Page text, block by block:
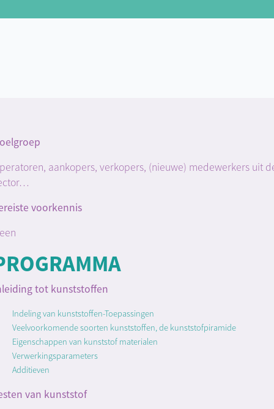
aankopers, verkopers, (nieuwe) medewerkers uit
voorkennis
tot kunststoffen
Indeling van kunststoffen-Toepassingen
Veelvoorkomende soorten kunststoffen, de kunststofpiramide
Eigenschappen van kunststof materialen
Verwerkingsparameters
Additieven
van kunststof